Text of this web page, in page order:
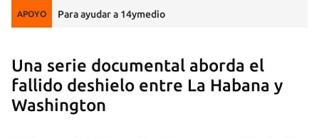
APOYO Para ayudar a 14ymedio
Una serie documental aborda el
fallido deshielo entre La Habana y
Washington